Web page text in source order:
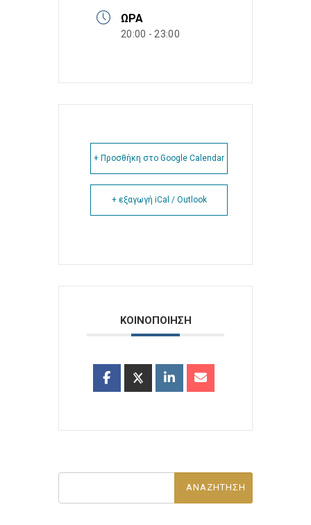
ΏΡΑ
20:00 - 23:00
+ Προσθήκη στο Google Calendar
+ εξαγωγή iCal / Outlook
ΚΟΙΝΟΠΟΙΗΣΗ